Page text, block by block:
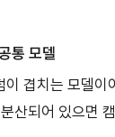
통 모델
겹치는 모델이
산되어 있으면